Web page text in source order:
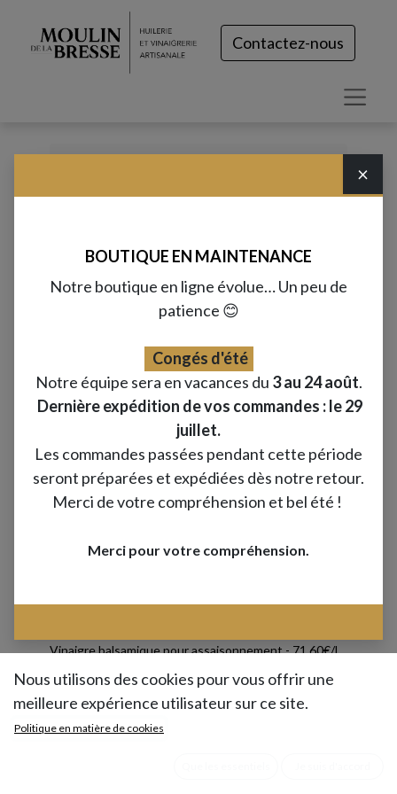
Contactez-nous
Nera (25cL)
Vinaigre balsamique pour assaisonnement - 71.60€/L
Parfum doux et rond avec une acidité délicate.
Un vinaigre balsamique IGP de Modène issu
×
BOUTIQUE EN MAINTENANCE
Notre boutique en ligne évolue… Un peu de
patience 😊
Congés d'été
Notre équipe sera en vacances du 3 au 24 août.
Dernière expédition de vos commandes : le 29
juillet.
Les commandes passées pendant cette période
seront préparées et expédiées dès notre retour.
Merci de votre compréhension et bel été !
Merci pour votre compréhension.
Nous utilisons des cookies pour vous offrir une
meilleure expérience utilisateur sur ce site.
Politique en matière de cookies